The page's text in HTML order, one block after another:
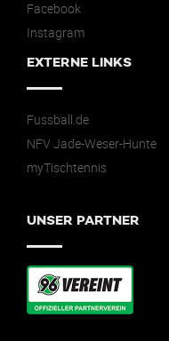
Facebook
Instagram
EXTERNE LINKS
Fussball.de
NFV Jade-Weser-Hunte
myTischtennis
UNSER PARTNER